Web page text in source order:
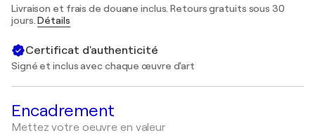
Livraison et frais de douane inclus. Retours gratuits sous 30
jours.Détails
Certificat d'authenticité
Signé et inclus avec chaque œuvre d'art
Encadrement
Mettez votre oeuvre en valeur